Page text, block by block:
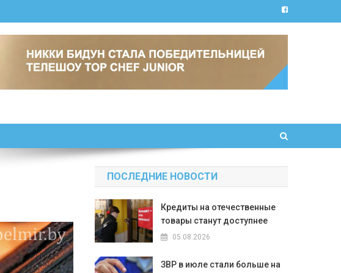
ПОСЛЕДНИЕ НОВОСТИ
Кредиты на отечественные
товары станут доступнее
05.08.2026
ЗВР в июле стали больше на